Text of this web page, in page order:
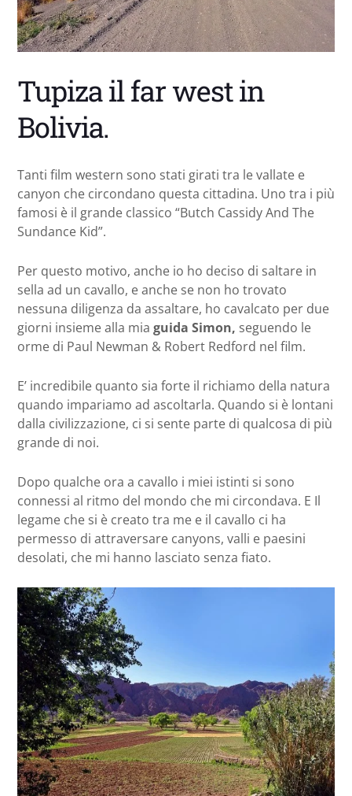
Tupiza il far west in
Bolivia.
Tanti film western sono stati girati tra le vallate e
canyon che circondano questa cittadina. Uno tra i più
famosi è il grande classico “Butch Cassidy And The
Sundance Kid”.
Per questo motivo, anche io ho deciso di saltare in
sella ad un cavallo, e anche se non ho trovato
nessuna diligenza da assaltare, ho cavalcato per due
giorni insieme alla mia guida Simon, seguendo le
orme di Paul Newman & Robert Redford nel film.
E’ incredibile quanto sia forte il richiamo della natura
quando impariamo ad ascoltarla. Quando si è lontani
dalla civilizzazione, ci si sente parte di qualcosa di più
grande di noi.
Dopo qualche ora a cavallo i miei istinti si sono
connessi al ritmo del mondo che mi circondava. E Il
legame che si è creato tra me e il cavallo ci ha
permesso di attraversare canyons, valli e paesini
desolati, che mi hanno lasciato senza fiato.